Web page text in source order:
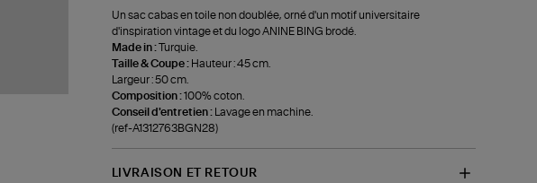
Un sac cabas en toile non doublée, orné d'un motif universitaire
d'inspiration vintage et du logo ANINE BING brodé.
Made in :Turquie.
Taille & Coupe : Hauteur : 45 cm.
Largeur : 50 cm.
Composition :100% coton.
Conseil d'entretien :
Lavage en machine.
(ref-A1312763BGN28)
LIVRAISON ET RETOUR